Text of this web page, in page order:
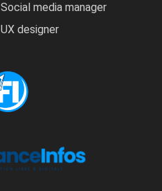
Social media manager
UX designer